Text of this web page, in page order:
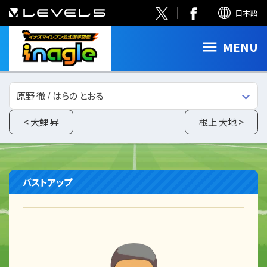
日本語
MENU
< 大鯉 昇
原野 徹 / はらの とおる
根上 大地 >
バストアップ